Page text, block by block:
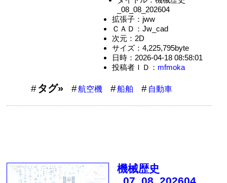
_08_08_202604
拡張子：jww
ＣＡＤ：Jw_cad
次元：2D
サイズ：4,225,795byte
日時：2026-04-18 08:58:01
投稿者ＩＤ： mfmoka
タグ» 航空機 船舶 自動車
機械歴史